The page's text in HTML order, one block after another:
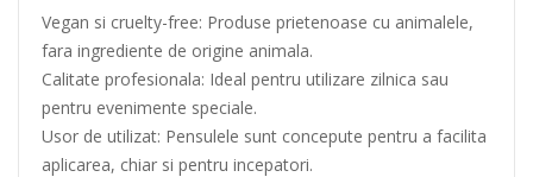
Vegan si cruelty-free: Produse prietenoase cu animalele,
fara ingrediente de origine animala.
Calitate profesionala: Ideal pentru utilizare zilnica sau
pentru evenimente speciale.
Usor de utilizat: Pensulele sunt concepute pentru a facilita
aplicarea, chiar si pentru incepatori.